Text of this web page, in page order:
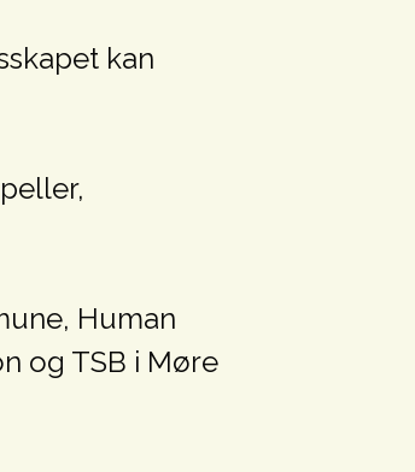
kan
Human
og TSB i Møre